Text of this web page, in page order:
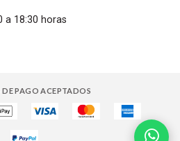
a 18:30 horas
PAGO ACEPTADOS